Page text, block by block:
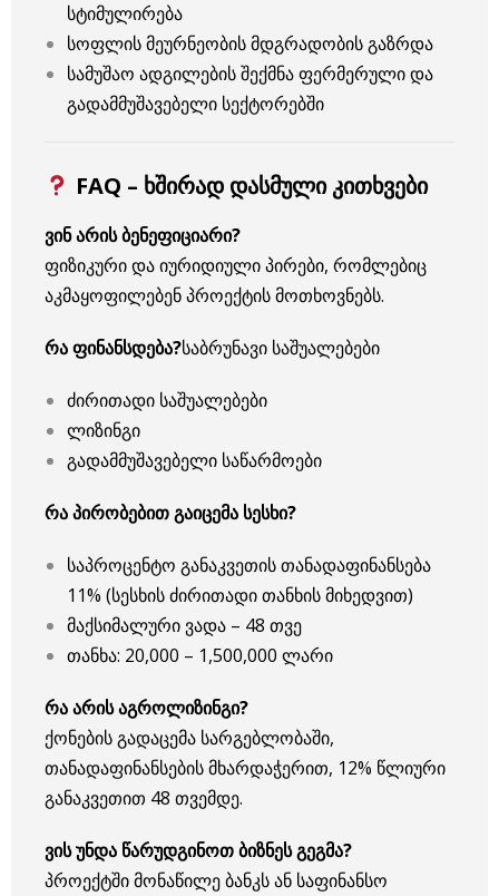
სტიმულირება
სოფლის მეურნეობის მდგრადობის გაზრდა
სამუშაო ადგილების შექმნა ფერმერული და
გადამმუშავებელი სექტორებში
FAQ – ხშირად დასმული კითხვები
ვინ არის ბენეფიციარი?
ფიზიკური და იურიდიული პირები, რომლებიც
აკმაყოფილებენ პროექტის მოთხოვნებს.
რა ფინანსდება?საბრუნავი საშუალებები
ძირითადი საშუალებები
ლიზინგი
გადამმუშავებელი საწარმოები
რა პირობებით გაიცემა სესხი?
საპროცენტო განაკვეთის თანადაფინანსება
11% (სესხის ძირითადი თანხის მიხედვით)
მაქსიმალური ვადა – 48 თვე
თანხა: 20,000 – 1,500,000 ლარი
რა არის აგროლიზინგი?
ქონების გადაცემა სარგებლობაში,
თანადაფინანსების მხარდაჭერით, 12% წლიური
განაკვეთით 48 თვემდე.
ვის უნდა წარუდგინოთ ბიზნეს გეგმა?
პროექტში მონაწილე ბანკს ან საფინანსო